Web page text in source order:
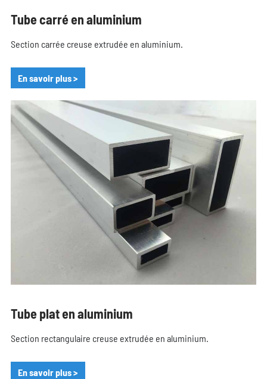
Tube carré en aluminium
Section carrée creuse extrudée en aluminium.
En savoir plus >
Tube plat en aluminium
Section rectangulaire creuse extrudée en aluminium.
En savoir plus >